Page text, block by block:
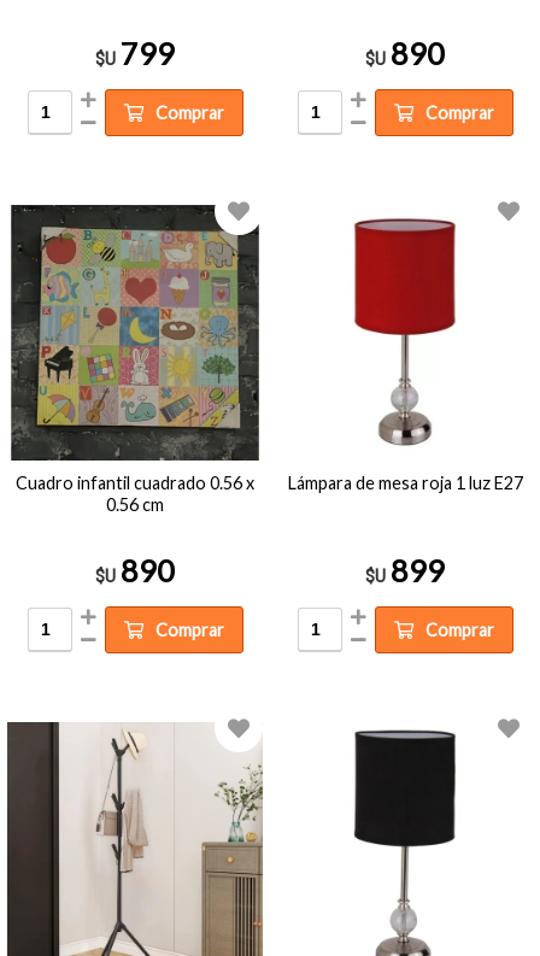
$U 799
Comprar
$U 890
Comprar
Cuadro infantil cuadrado 0.56 x
0.56 cm
$U 890
Comprar
Lámpara de mesa roja 1 luz E27
$U 899
Comprar